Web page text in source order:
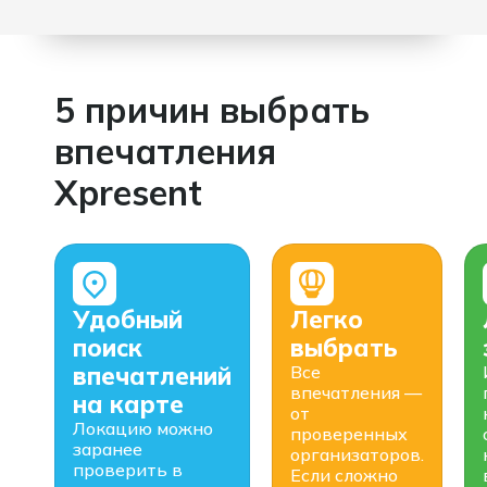
5 причин выбрать
впечатления
Xpresent
Удобный
поиск
впечатлений
на карте
Локацию можно
заранее
проверить в
Легко
выбрать
Все
впечатления —
от
проверенных
организаторов.
Если сложно